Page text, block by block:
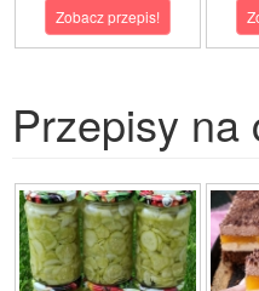
Zobacz przepis!
Przepisy na